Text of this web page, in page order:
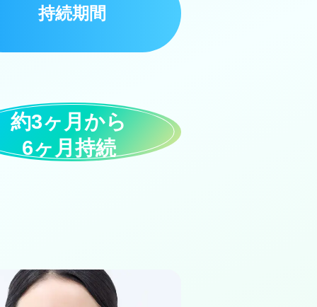
持続期間
約3ヶ月から
6ヶ月持続